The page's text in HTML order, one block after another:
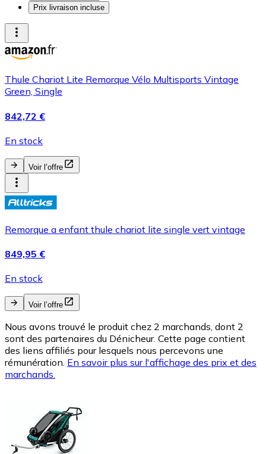
Prix livraison incluse
Thule Chariot Lite Remorque Vélo Multisports Vintage
Green, Single
842,72 €
En stock
Voir l’offre
Remorque a enfant thule chariot lite single vert vintage
849,95 €
En stock
Voir l’offre
Nous avons trouvé le produit chez 2 marchands, dont 2
sont des partenaires du Dénicheur. Cette page contient
des liens affiliés pour lesquels nous percevons une
rémunération. En savoir plus sur l'affichage des prix et des
marchands.